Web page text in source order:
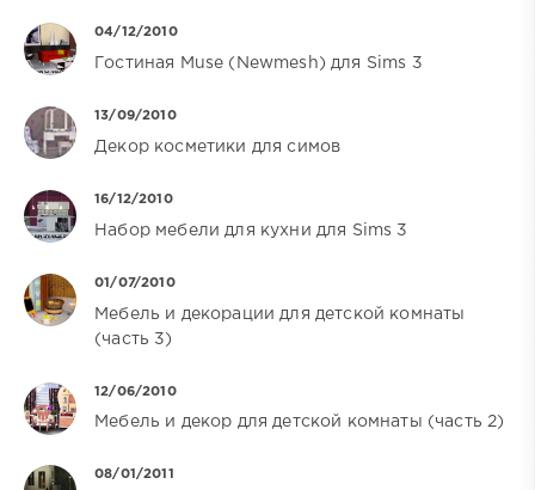
04/12/2010
Гостиная Muse (Newmesh) для Sims 3
13/09/2010
Декор косметики для симов
16/12/2010
Набор мебели для кухни для Sims 3
01/07/2010
Мебель и декорации для детской комнаты
(часть 3)
12/06/2010
Мебель и декор для детской комнаты (часть 2)
08/01/2011